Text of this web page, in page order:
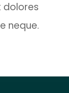
dolores
neque.